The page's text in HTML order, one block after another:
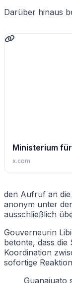
Darüber hinaus
Ministerium
x.com
den Aufruf an
anonym unter
ausschließlich
Gouverneurin
betonte, dass die
Koordination
sofortige
Guanajuato